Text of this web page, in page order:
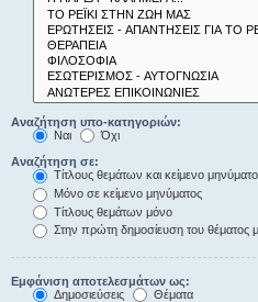
Αναζήτηση υπο-κατηγοριών:
Ναι
Όχι
Αναζήτηση σε:
Τίτλους θεμάτων και κείμενο
Μόνο σε κείμενο μηνύματος
Τίτλους θεμάτων μόνο
Στην πρώτη δημοσίευση του θέματος
Εμφάνιση αποτελεσμάτων ως:
Δημοσιεύσεις
Θέματα